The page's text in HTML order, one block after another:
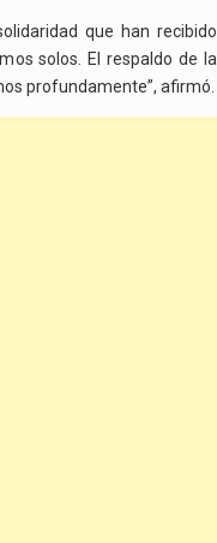
que han recibido
solos. El respaldo de la
profundamente”, afirmó.